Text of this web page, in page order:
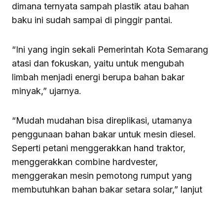
dimana ternyata sampah plastik atau bahan
baku ini sudah sampai di pinggir pantai.
“Ini yang ingin sekali Pemerintah Kota Semarang
atasi dan fokuskan, yaitu untuk mengubah
limbah menjadi energi berupa bahan bakar
minyak,” ujarnya.
“Mudah mudahan bisa direplikasi, utamanya
penggunaan bahan bakar untuk mesin diesel.
Seperti petani menggerakkan hand traktor,
menggerakkan combine hardvester,
menggerakan mesin pemotong rumput yang
membutuhkan bahan bakar setara solar,” lanjut